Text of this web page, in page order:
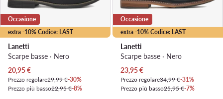
extra -10% Codice: LAST
Occasione
Lanetti
Scarpe basse · Nero
Prezzo attuale
20,95€
Prezzo regolare29,99 €-30%
Prezzo più basso22,95 €-8%
extra -10% Codice: LAST
Occasione
Lanetti
Scarpe basse · Nero
Prezzo attuale
23,95€
Prezzo regolare34,99 €-31%
Prezzo più basso25,95 €-7%